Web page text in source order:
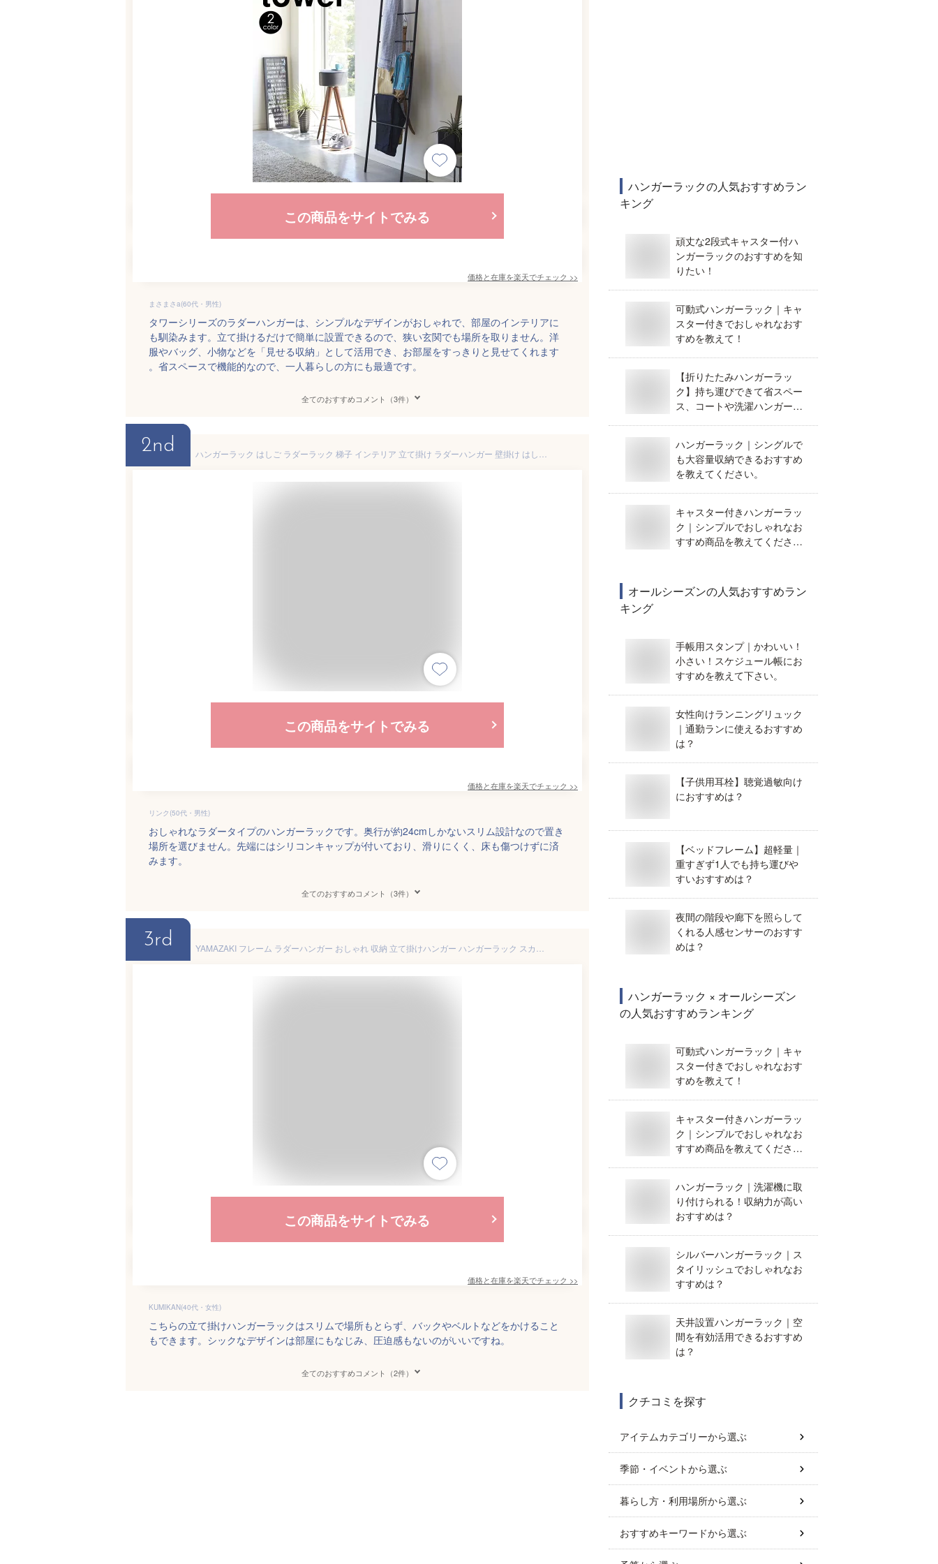
この商品をサイトでみる
価格と在庫を楽天でチェック >>
まさまさa(60代・男性)
タワーシリーズのラダーハンガーは、シンプルなデザインがおしゃれで、部屋のインテリアに
も馴染みます。立て掛けるだけで簡単に設置できるので、狭い玄関でも場所を取りません。洋
服やバッグ、小物などを「見せる収納」として活用でき、お部屋をすっきりと見せてくれます
。省スペースで機能的なので、一人暮らしの方にも最適です。
全てのおすすめコメント（3件）
2nd
この商品をサイトでみる
価格と在庫を楽天でチェック >>
リンク(50代・男性)
おしゃれなラダータイプのハンガーラックです。奥行が約24cmしかないスリム設計なので置き
場所を選びません。先端にはシリコンキャップが付いており、滑りにくく、床も傷つけずに済
みます。
全てのおすすめコメント（3件）
3rd
この商品をサイトでみる
価格と在庫を楽天でチェック >>
KUMIKAN(40代・女性)
こちらの立て掛けハンガーラックはスリムで場所もとらず、バックやベルトなどをかけること
もできます。シックなデザインは部屋にもなじみ、圧迫感もないのがいいですね。
全てのおすすめコメント（2件）
ハンガーラックの人気おすすめラン
キング
頑丈な2段式キャスター付ハ
ンガーラックのおすすめを知
りたい！
可動式ハンガーラック｜キャ
スター付きでおしゃれなおす
すめを教えて！
【折りたたみハンガーラッ
ク】持ち運びできて省スペー
ス、コートや洗濯ハンガー掛
ハンガーラック｜シングルで
も大容量収納できるおすすめ
を教えてください。
キャスター付きハンガーラッ
ク｜シンプルでおしゃれなお
すすめ商品を教えてくださ
オールシーズンの人気おすすめラン
キング
手帳用スタンプ｜かわいい！
小さい！スケジュール帳にお
すすめを教えて下さい。
女性向けランニングリュック
｜通勤ランに使えるおすすめ
は？
【子供用耳栓】聴覚過敏向け
におすすめは？
【ベッドフレーム】超軽量｜
重すぎず1人でも持ち運びや
すいおすすめは？
夜間の階段や廊下を照らして
くれる人感センサーのおすす
めは？
ハンガーラック × オールシーズン
の人気おすすめランキング
可動式ハンガーラック｜キャ
スター付きでおしゃれなおす
すめを教えて！
キャスター付きハンガーラッ
ク｜シンプルでおしゃれなお
すすめ商品を教えてくださ
ハンガーラック｜洗濯機に取
り付けられる！収納力が高い
おすすめは？
シルバーハンガーラック｜ス
タイリッシュでおしゃれなお
すすめは？
天井設置ハンガーラック｜空
間を有効活用できるおすすめ
は？
クチコミを探す
アイテムカテゴリーから選ぶ
季節・イベントから選ぶ
暮らし方・利用場所から選ぶ
おすすめキーワードから選ぶ